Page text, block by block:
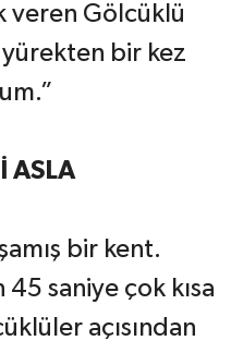
veren Gölcüklü
yürekten bir kez
ASLA
bir kent.
45 saniye çok kısa
açısından